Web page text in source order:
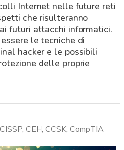
Internet nelle future reti
che risulteranno
futuri attacchi informatici.
le tecniche di
hacker e le possibili
delle proprie
CEH, CCSK, CompTIA